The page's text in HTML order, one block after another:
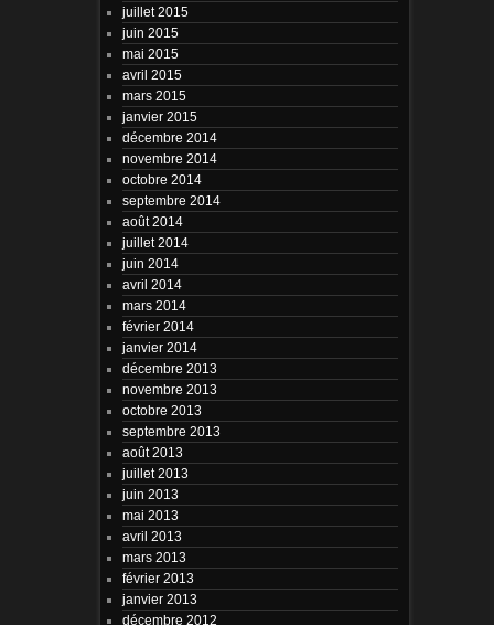
juillet 2015
juin 2015
mai 2015
avril 2015
mars 2015
janvier 2015
décembre 2014
novembre 2014
octobre 2014
septembre 2014
août 2014
juillet 2014
juin 2014
avril 2014
mars 2014
février 2014
janvier 2014
décembre 2013
novembre 2013
octobre 2013
septembre 2013
août 2013
juillet 2013
juin 2013
mai 2013
avril 2013
mars 2013
février 2013
janvier 2013
décembre 2012